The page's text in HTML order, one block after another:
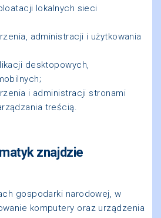
lokalnych sieci
administracji i użytkowania
desktopowych,
i administracji stronami
treścią.
znajdzie
gospodarki narodowej, w
komputery oraz urządzenia